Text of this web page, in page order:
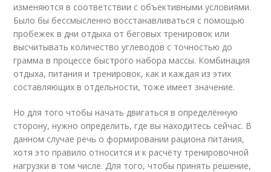
изменяются в соответствии с объективными условиями.
Было бы бессмысленно восстанавливаться с помощью
пробежек в дни отдыха от беговых тренировок или
высчитывать количество углеводов с точностью до
грамма в процессе быстрого набора массы. Комбинация
отдыха, питания и тренировок, как и каждая из этих
составляющих в отдельности, тоже имеет значение.
Но для того чтобы начать двигаться в определённую
сторону, нужно определить, где вы находитесь сейчас. В
данном случае речь о формировании рациона питания,
хотя это правило относится и к расчёту тренировочной
нагрузки в том числе. Для того, чтобы принять решение,